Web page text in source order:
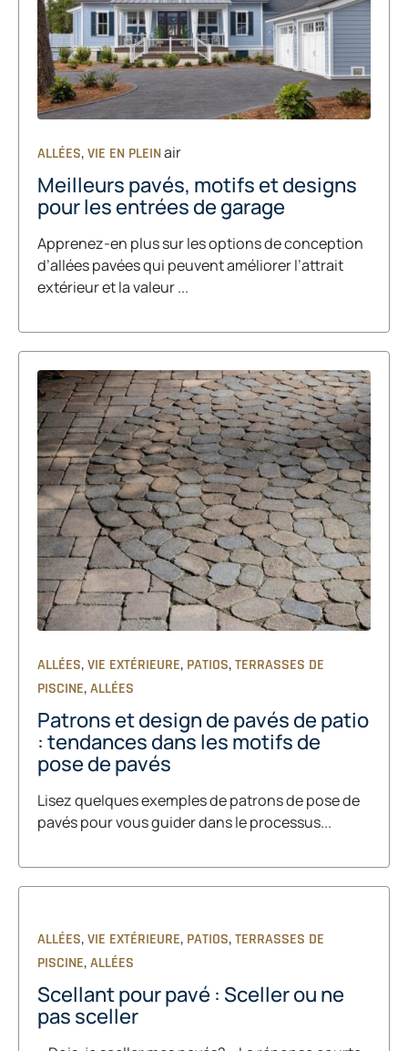
ALLÉES,VIE EN PLEINair
Meilleurs pavés, motifs et designs
pour les entrées de garage
Apprenez-en plus sur les options de conception
d’allées pavées qui peuvent améliorer l’attrait
extérieur et la valeur ...
ALLÉES,VIE EXTÉRIEURE, PATIOS,TERRASSES DE
PISCINE,ALLÉES
Patrons et design de pavés de patio
: tendances dans les motifs de
pose de pavés
Lisez quelques exemples de patrons de pose de
pavés pour vous guider dans le processus...
ALLÉES,VIE EXTÉRIEURE, PATIOS,TERRASSES DE
PISCINE,ALLÉES
Scellant pour pavé : Sceller ou ne
pas sceller